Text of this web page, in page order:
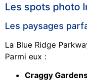
Les spots photo
Les paysages
La Blue Ridge
Parmi eux :
Craggy